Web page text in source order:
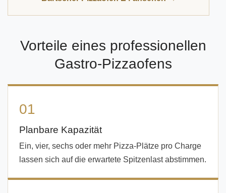
Vorteile eines professionellen
Gastro-Pizzaofens
01
Planbare Kapazität
Ein, vier, sechs oder mehr Pizza-Plätze pro Charge
lassen sich auf die erwartete Spitzenlast abstimmen.